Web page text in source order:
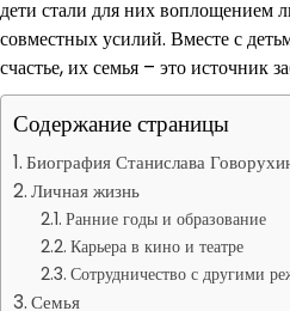
дети стали для них воплощением
совместных усилий. Вместе с
счастье, их семья – это источник
Содержание страницы
Биография Станислава
Личная жизнь
Ранние годы и образование
Карьера в кино и театре
Сотрудничество с другими
Семья